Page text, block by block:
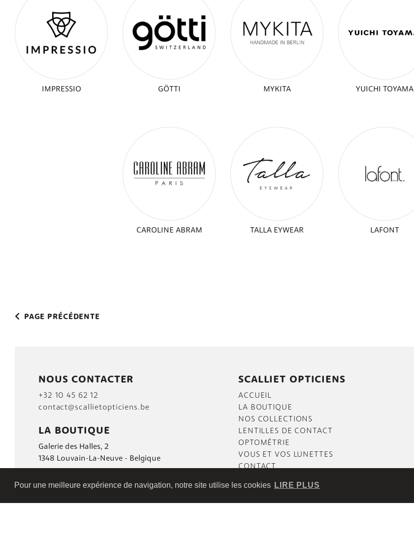
Pour une meilleure expérience de navigation, notre site utilise les cookies LIRE PLUS
IMPRESSIO GÖTTI MYKITA YUICHI TOYAMA
CAROLINE ABRAM TALLA EYWEAR LAFONT
PAGE PRÉCÉDENTE
NOUS CONTACTER
+32 10 45 62 12
contact@scallietopticiens.be
LA BOUTIQUE
Galerie des Halles, 2
1348 Louvain-La-Neuve - Belgique
SCALLIET OPTICIENS
ACCUEIL
LA BOUTIQUE
NOS COLLECTIONS
LENTILLES DE CONTACT
OPTOMÉTRIE
VOUS ET VOS LUNETTES
CONTACT